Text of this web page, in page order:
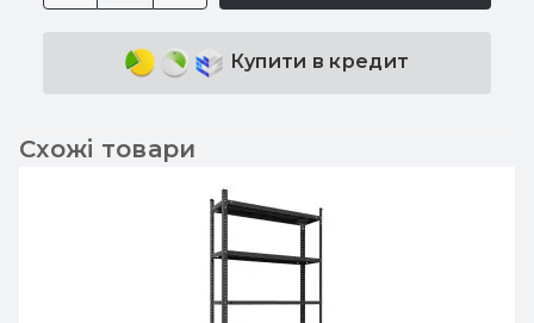
Купити в кредит
Схожі товари